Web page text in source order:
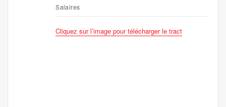
Salaires
Cliquez sur l’image pour télécharger le tract